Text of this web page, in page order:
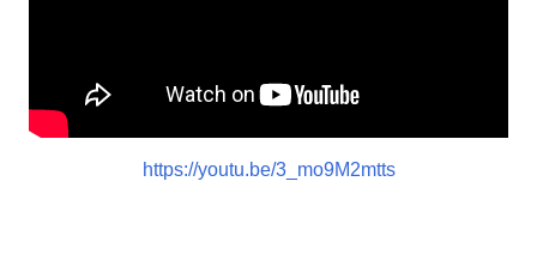
https://youtu.be/3_mo9M2mtts